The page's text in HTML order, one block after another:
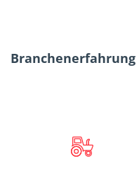
Branchenerfahrung